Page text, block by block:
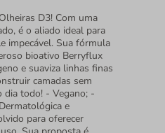
D3! Com uma
é o aliado ideal para
impecável. Sua fórmula
bioativo Berryflux
e suaviza linhas finas
camadas sem
dia todo! - Vegano; -
e
para oferecer